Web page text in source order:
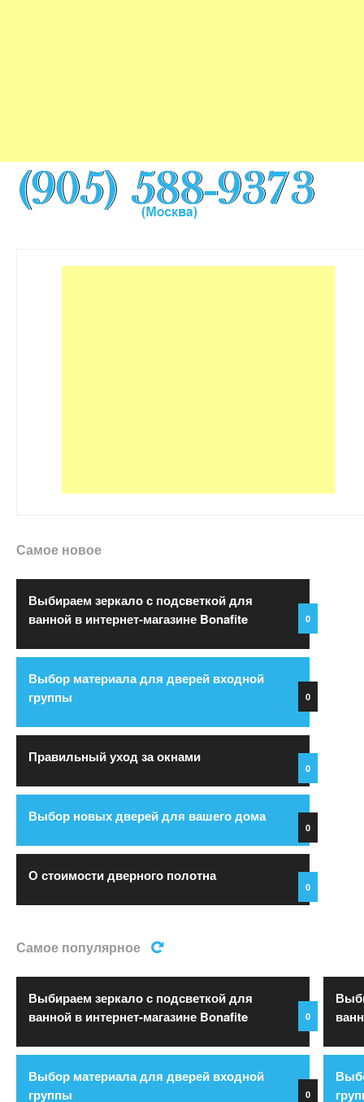
Самое новое
Выбираем зеркало с подсветкой для
ванной в интернет-магазине Bonafite
0
Выбор материала для дверей входной
группы
0
Правильный уход за окнами
0
Выбор новых дверей для вашего дома
0
О стоимости дверного полотна
0
Самое популярное
Выбираем зеркало с подсветкой для
ванной в интернет-магазине Bonafite
0
Выбор материала для дверей входной
группы
0